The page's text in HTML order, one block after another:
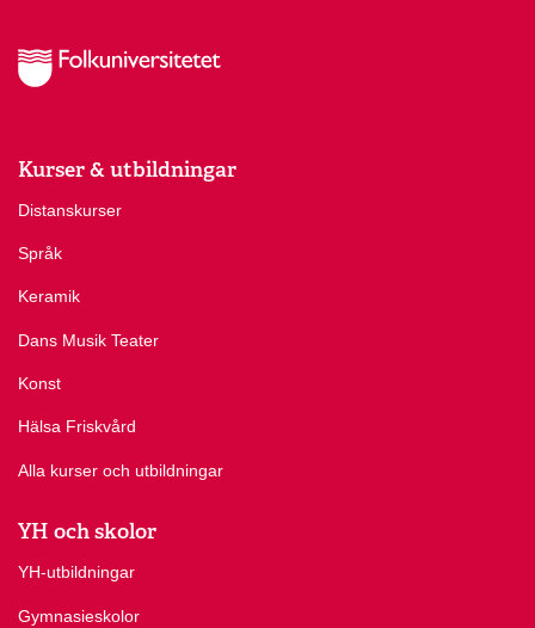
Kurser & utbildningar
Distanskurser
Språk
Keramik
Dans Musik Teater
Konst
Hälsa Friskvård
Alla kurser och utbildningar
YH och skolor
YH-utbildningar
Gymnasieskolor